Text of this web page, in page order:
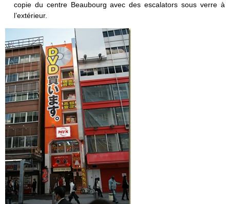
copie du centre Beaubourg avec des escalators sous verre à
l’extérieur.